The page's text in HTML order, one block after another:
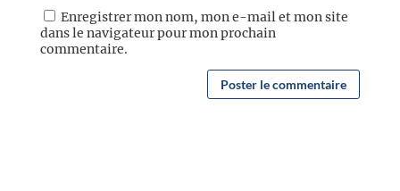
Enregistrer mon nom, mon e-mail et mon site
dans le navigateur pour mon prochain
commentaire.